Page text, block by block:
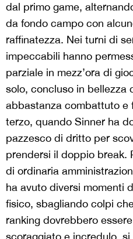
dal primo game,
da fondo campo con
raffinatezza. Nei turni di
impeccabili hanno
parziale in mezz’ora di
solo, concluso in bellezza
abbastanza combattuto e
terzo, quando Sinner ha
pazzesco di dritto per
prendersi il doppio break.
di ordinaria
ha avuto diversi momenti
fisico, sbagliando colpi
ranking dovrebbero